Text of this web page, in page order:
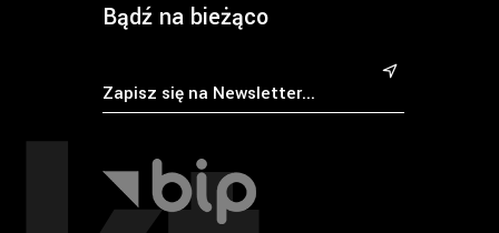
Bądź na bieżąco
&